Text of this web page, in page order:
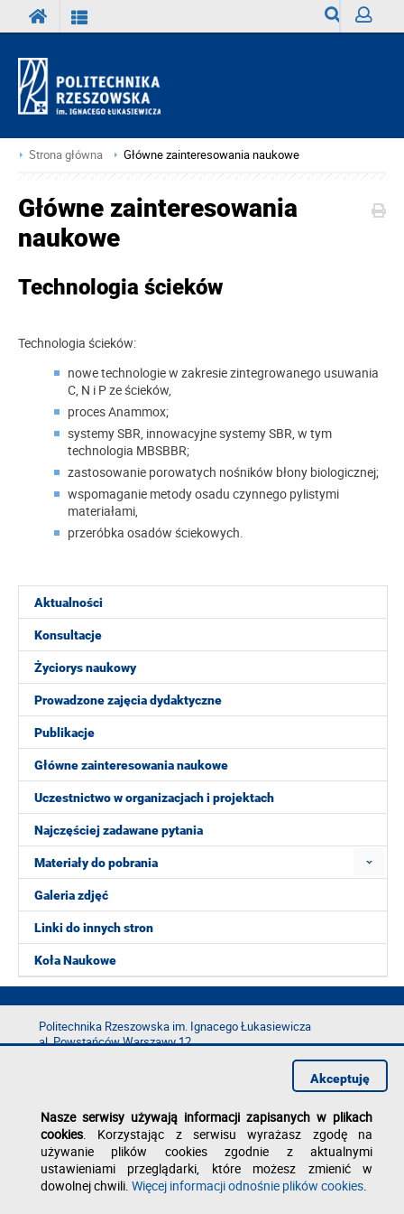
Strona główna Główne zainteresowania naukowe
Aktualności
Konsultacje
Życiorys naukowy
Prowadzone zajęcia dydaktyczne
Publikacje
Główne zainteresowania naukowe
Uczestnictwo w organizacjach i projektach
Najczęściej zadawane pytania
Materiały do pobrania
Galeria zdjęć
Linki do innych stron
Koła Naukowe
Główne zainteresowania
naukowe
Technologia ścieków
Technologia ścieków:
nowe technologie w zakresie zintegrowanego usuwania
C, N i P ze ścieków,
proces Anammox;
systemy SBR, innowacyjne systemy SBR, w tym
technologia MBSBBR;
zastosowanie porowatych nośników błony biologicznej;
wspomaganie metody osadu czynnego pylistymi
materiałami,
przeróbka osadów ściekowych.
Politechnika Rzeszowska im. Ignacego Łukasiewicza
al. Powstańców Warszawy 12
e-mail:kancelaria@prz.edu.pl
Deklaracja dostępności
Polityka prywatności
Zgłoś błąd na stronie
Nasze serwisy używają informacji zapisanych w plikach
cookies. Korzystając z serwisu wyrażasz zgodę na
używanie plików cookies zgodnie z aktualnymi
ustawieniami przeglądarki, które możesz zmienić w
dowolnej chwili. Więcej informacji odnośnie plików cookies.
Akceptuję